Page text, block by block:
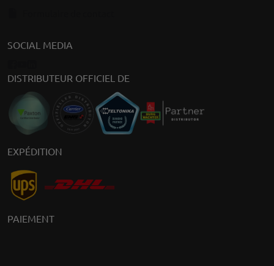
SOCIAL MEDIA
DISTRIBUTEUR OFFICIEL DE
EXPÉDITION
PAIEMENT